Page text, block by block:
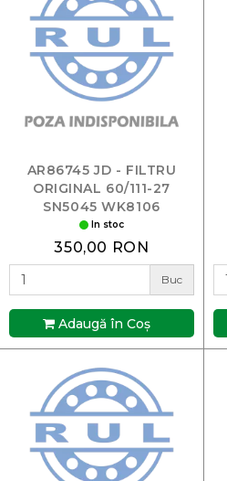
AR86745 JD - FILTRU
ORIGINAL 60/111-27
SN5045 WK8106
In stoc
350,00 RON
Buc
Adaugă în Coş